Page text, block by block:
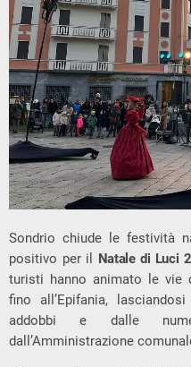
Sondrio chiude le festività
positivo per il Natale di Luci
turisti hanno animato le vie
fino all’Epifania,
addobbi e dalle
dall’Amministrazione